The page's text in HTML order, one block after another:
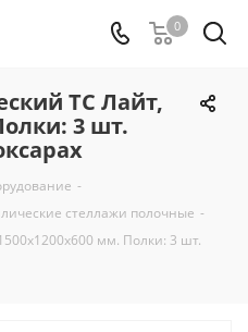
0
ТС Лайт,
3 шт.
-
стеллажи полочные -
мм. Полки: 3 шт.